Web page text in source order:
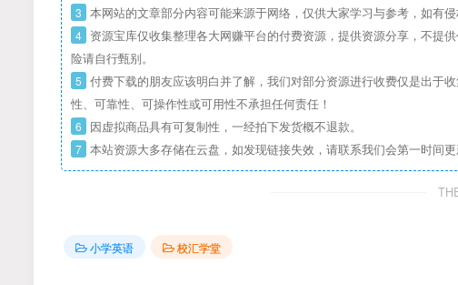
3 本网站的文章部分内容可能来源于网络，仅供大家学习与参考，如有
4 资源宝库仅收集整理各大网赚平台的付费资源，提供资源分享，不提
险请自行甄别。
5 付费下载的朋友应该明白并了解，我们对部分资源进行收费仅是出于
性、可靠性、可操作性或可用性不承担任何责任！
6 因虚拟商品具有可复制性，一经拍下发货概不退款。
7 本站资源大多存储在云盘，如发现链接失效，请联系我们会第一时间更
小学英语 校汇学堂